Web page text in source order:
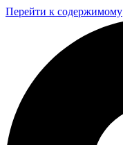
Перейти к содержимому